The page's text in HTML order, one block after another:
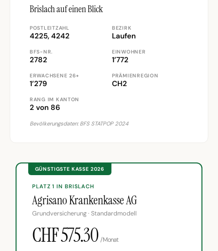
Brislach auf einen Blick
POSTLEITZAHL
4225, 4242
BEZIRK
Laufen
BFS-NR.
2782
EINWOHNER
1’772
ERWACHSENE 26+
1’279
PRÄMIENREGION
CH2
RANG IM KANTON
2 von 86
Bevölkerungsdaten: BFS STATPOP 2024
GÜNSTIGSTE KASSE 2026
PLATZ 1 IN BRISLACH
Agrisano Krankenkasse AG
Grundversicherung · Standardmodell
CHF 575.30 /Monat